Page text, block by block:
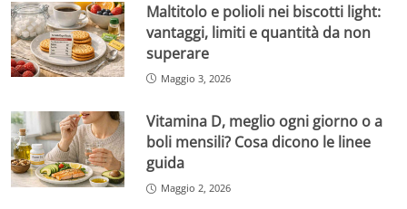
Maltitolo e polioli nei biscotti light:
vantaggi, limiti e quantità da non
superare
Maggio 3, 2026
Vitamina D, meglio ogni giorno o a
boli mensili? Cosa dicono le linee
guida
Maggio 2, 2026